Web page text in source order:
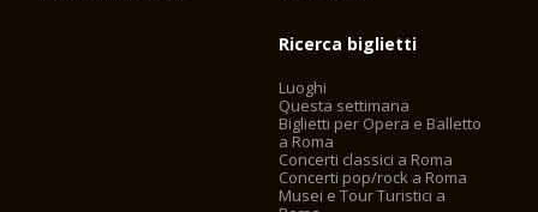
Ricerca biglietti
Luoghi
Questa settimana
Biglietti per Opera e Balletto
a Roma
Concerti classici a Roma
Concerti pop/rock a Roma
Musei e Tour Turistici a